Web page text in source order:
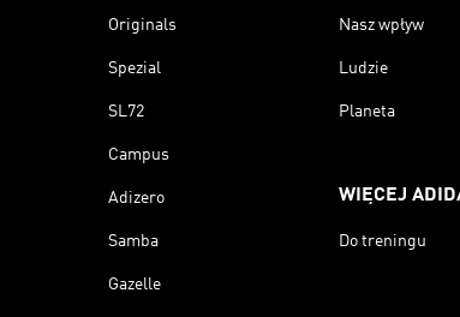
Originals
Spezial
SL72
Campus
Adizero
Samba
Gazelle
Nasz wpływ
Ludzie
Planeta
WIĘCEJ
Do treningu